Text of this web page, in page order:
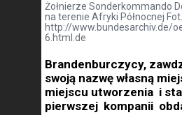
Żołnierze Sonderkommando
na terenie Afryki Północnej Fot.
http://www.bundesarchiv.de/
6.html.de
Brandenburczycy,
swoją nazwę własną
miejscu utworzenia i
pierwszej kompanii